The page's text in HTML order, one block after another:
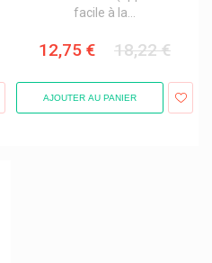
facile à la...
12,75 € 18,22 €
AJOUTER AU PANIER